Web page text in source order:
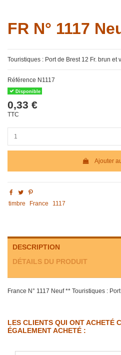
FR N° 1117
Touristiques : Port de Brest 12 Fr. brun et
Référence N1117
Disponible
0,33 €
TTC
Ajouter
timbre France 1117
DESCRIPTION
DÉTAILS DU PRODUIT
France N° 1117 Neuf ** Touristiques :
LES CLIENTS QUI ONT ACHETÉ
ÉGALEMENT ACHETÉ :